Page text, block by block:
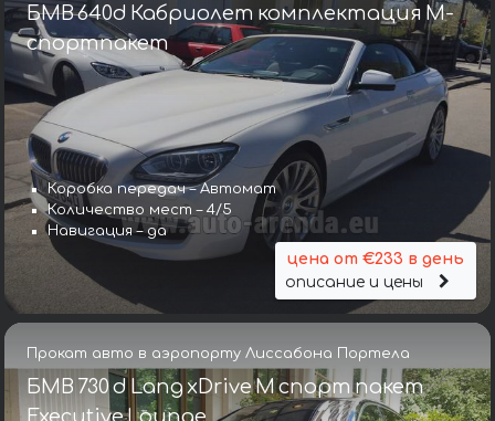
БМВ 640d Кабриолет комплектация М-
спортпакет
Коробка передач – Автомат
Количество мест – 4/5
Навигация – да
цена от €233 в день
описание и цены
Прокат авто в аэропорту Лиссабона Портела
БМВ 730 d Lang xDrive M спорт пакет
Executive Lounge